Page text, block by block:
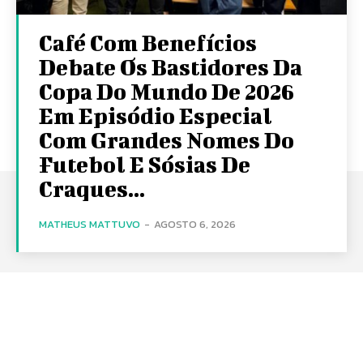
Café Com Benefícios
Debate Os Bastidores Da
Copa Do Mundo De 2026
Em Episódio Especial
Com Grandes Nomes Do
Futebol E Sósias De
Craques...
MATHEUS MATTUVO - AGOSTO 6, 2026